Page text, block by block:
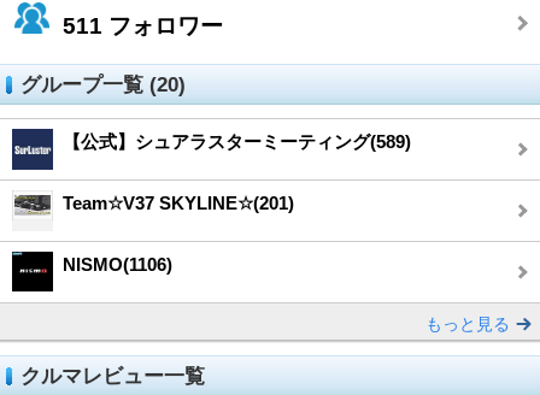
511 フォロワー
グループ一覧 (20)
【公式】シュアラスターミーティング(589)
Team☆V37 SKYLINE☆(201)
NISMO(1106)
もっと見る
クルマレビュー一覧